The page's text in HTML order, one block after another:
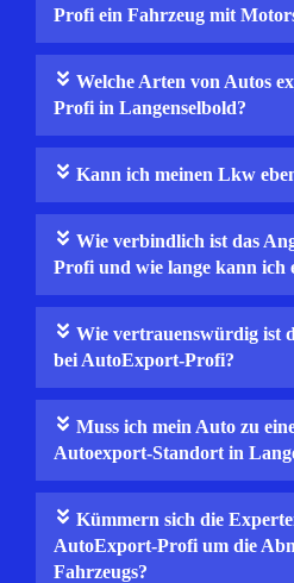
Profi ein Fahrzeug mit
Welche Arten von Autos
Profi in Langenselbold?
Kann ich meinen Lkw
Wie verbindlich ist das
Profi und wie lange kann ich
Wie vertrauenswürdig ist
bei AutoExport-Profi?
Muss ich mein Auto zu
Autoexport‑Standort in
Kümmern sich die
AutoExport‑Profi um die
Fahrzeugs?